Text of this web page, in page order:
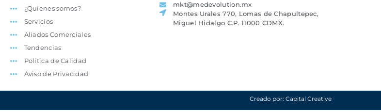
¿Quienes somos?
Servicios
Aliados Comerciales
Tendencias
Política de Calidad
Aviso de Privacidad
mkt@medevolution.mx
Montes Urales 770, Lomas de Chapultepec,
Miguel Hidalgo C.P. 11000 CDMX.
Creado por: Capital Creative